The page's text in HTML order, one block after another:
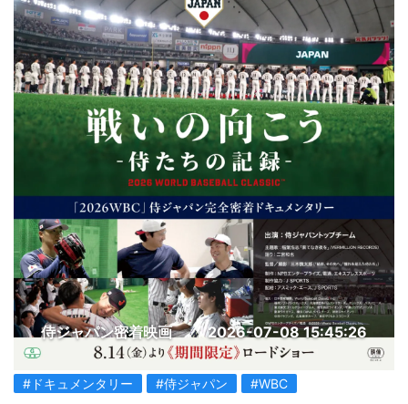
侍ジャパン密着映画 2026-07-08 15:45:26
#ドキュメンタリー #侍ジャパン #WBC